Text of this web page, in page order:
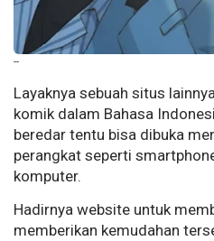
--
Layaknya sebuah situs
komik dalam Bahasa
beredar tentu bisa dibuka
perangkat seperti
komputer.
Hadirnya website untuk
memberikan kemudahan